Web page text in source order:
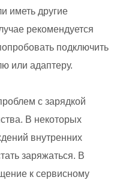
иметь другие
рекомендуется
подключить
или адаптеру.
с зарядкой
В некоторых
внутренних
заряжаться. В
к сервисному